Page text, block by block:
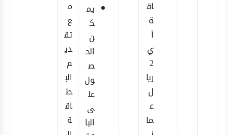
اق
ة
أ
ي
2
ريا
ل
ع
ما
يم
ك
ن
الح
ص
ول
عل
ى
البا
م
ع
تق
دي
م
الب
ط
اق
ة